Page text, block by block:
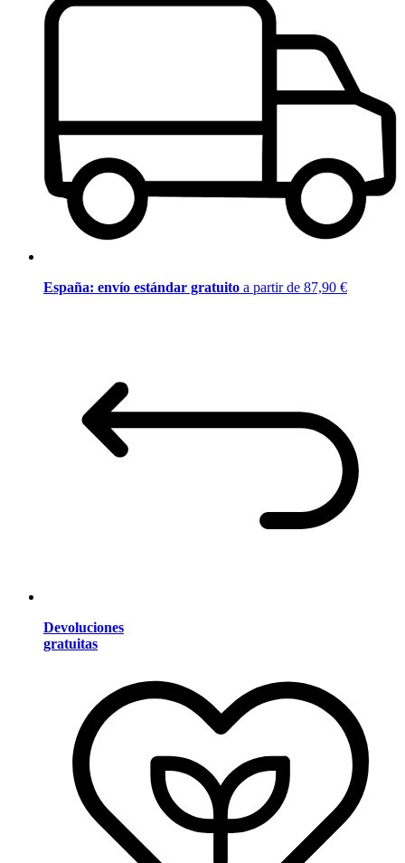
España: envío estándar gratuito a partir de 87,90 €
Devoluciones
gratuitas